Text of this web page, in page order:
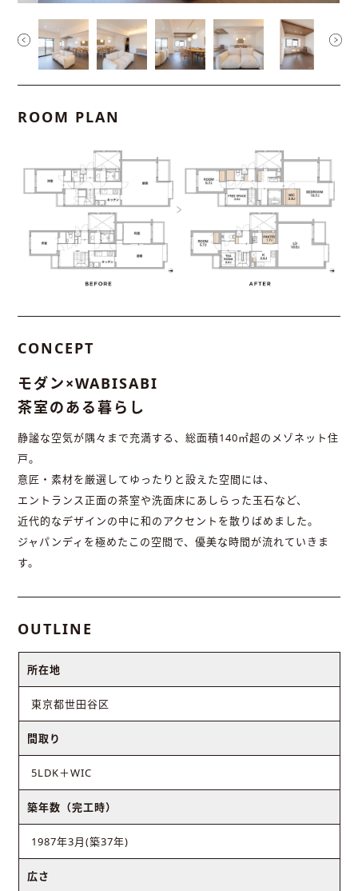
ROOM PLAN
CONCEPT
モダン×WABISABI
茶室のある暮らし
静謐な空気が隅々まで充満する、総面積140㎡超のメゾネット住
戸。
意匠・素材を厳選してゆったりと設えた空間には、
エントランス正面の茶室や洗面床にあしらった玉石など、
近代的なデザインの中に和のアクセントを散りばめました。
ジャパンディを極めたこの空間で、優美な時間が流れていきま
す。
OUTLINE
所在地
東京都世田谷区
間取り
5LDK＋WIC
築年数（完工時）
1987年3月(築37年)
広さ